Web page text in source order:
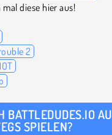
diese hier aus!
2
BATTLEDUDES.IO
SPIELEN?